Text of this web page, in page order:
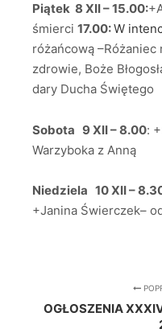
Piątek 8 XII – 15.00:
śmierci 17.00:W
różańcową
zdrowie, Boże
dary Ducha Świętego
Sobota 9 XII – 8.00:
Warzyboka z Anną
Niedziela 10 XII –
+Janina Świerczek–
OGŁOSZENIA